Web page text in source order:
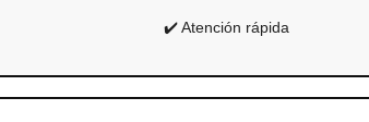
✔️ Atención rápida